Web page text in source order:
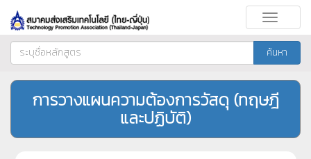
Toggle
ค้นหา
การวางแผนความต้องการวัสดุ (ทฤษฎี
และปฏิบัติ)